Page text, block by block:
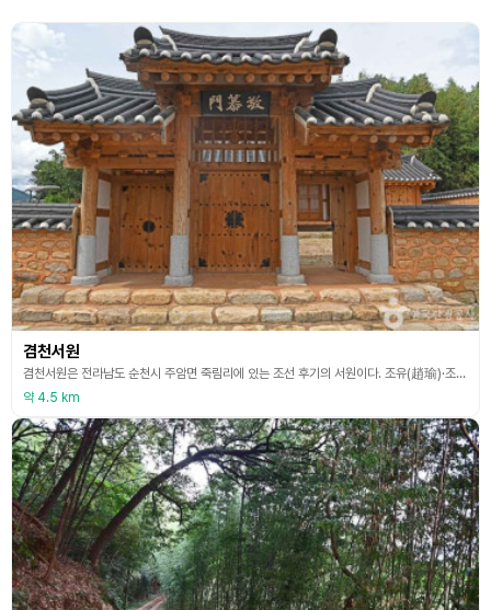
겸천서원
겸천서원은 전라남도 순천시 주암면 죽림리에 있는 조선 후기의 서원이다. 조유(趙瑜)·조숭문(趙崇文)·조철산((趙哲山) 등 옥천조씨 3세를 배향했다. 순천을 관향으로 하는 단종의 충신인 김종서(金宗瑞)·박중림(朴仲林)·박팽년(朴彭年)도 함께 배향되었다. 겸천서원은 외삼문, 강당, 내삼문, 사당이 일직선상으로 배치되었고, 주위에 고직사, 유사방 건물이 있다. 주변과 경내에는 영모재, 조유의 효자정려비각, 조숭문과 조철산의 충신정려각, 입구의 문 ‘경재문(景
약 4.5 km